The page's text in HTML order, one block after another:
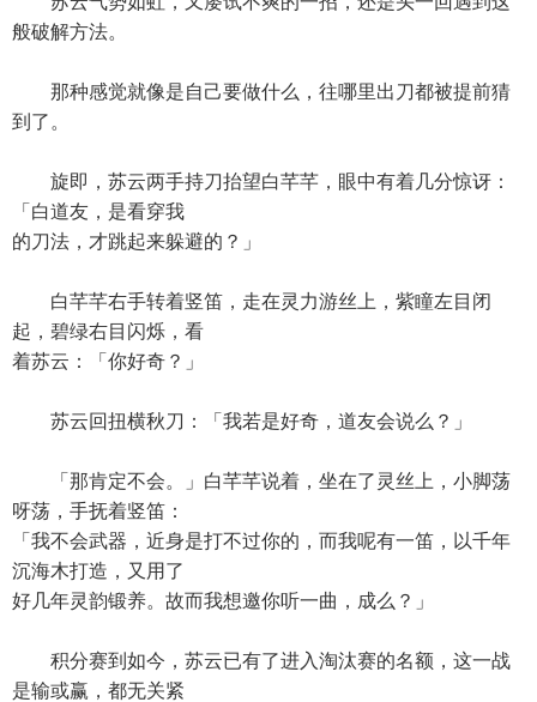
般破解方法。
那种感觉就像是自己要做什么，往哪里出刀都被提前猜
到了。
旋即，苏云两手持刀抬望白芊芊，眼中有着几分惊讶：
「白道友，是看穿我
的刀法，才跳起来躲避的？」
白芊芊右手转着竖笛，走在灵力游丝上，紫瞳左目闭
起，碧绿右目闪烁，看
着苏云：「你好奇？」
苏云回扭横秋刀：「我若是好奇，道友会说么？」
「那肯定不会。」白芊芊说着，坐在了灵丝上，小脚荡
呀荡，手抚着竖笛：
「我不会武器，近身是打不过你的，而我呢有一笛，以千年
沉海木打造，又用了
好几年灵韵锻养。故而我想邀你听一曲，成么？」
积分赛到如今，苏云已有了进入淘汰赛的名额，这一战
是输或赢，都无关紧